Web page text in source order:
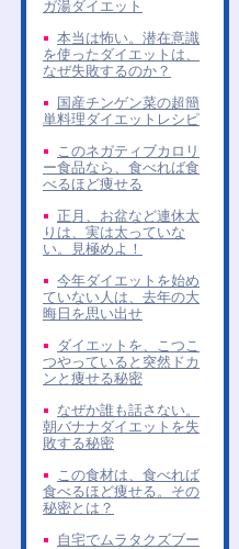
ガ湯ダイエット
本当は怖い。潜在意識
を使ったダイエットは、
なぜ失敗するのか？
国産チンゲン菜の超簡
単料理ダイエットレシピ
このネガティブカロリ
ー食品なら、食べれば食
べるほど痩せる
正月、お盆など連休太
りは、実は太っていな
い。見極めよ！
今年ダイエットを始め
ていない人は、去年の大
晦日を思い出せ
ダイエットを、こつこ
つやっていると突然ドカ
ンと痩せる秘密
なぜか誰も話さない。
朝バナナダイエットを失
敗する秘密
この食材は、食べれば
食べるほど痩せる。その
秘密とは？
自宅でムラタクズブー